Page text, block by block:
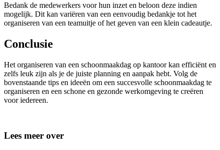
Bedank de medewerkers voor hun inzet en beloon deze indien
mogelijk. Dit kan variëren van een eenvoudig bedankje tot het
organiseren van een teamuitje of het geven van een klein cadeautje.
Conclusie
Het organiseren van een schoonmaakdag op kantoor kan efficiënt en
zelfs leuk zijn als je de juiste planning en aanpak hebt. Volg de
bovenstaande tips en ideeën om een succesvolle schoonmaakdag te
organiseren en een schone en gezonde werkomgeving te creëren
voor iedereen.
Lees meer over